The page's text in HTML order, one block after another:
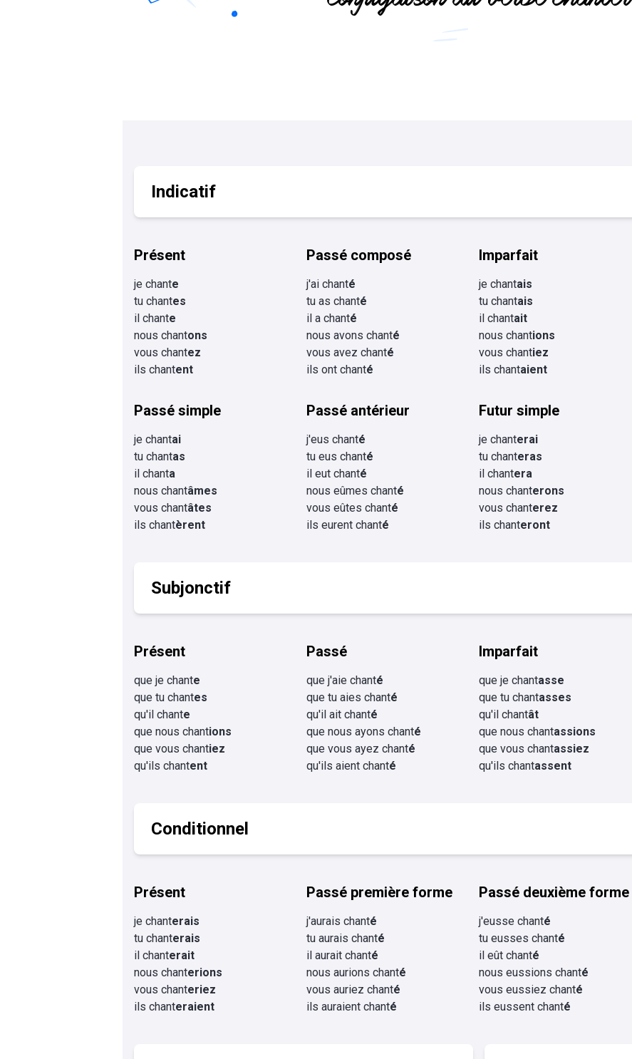
Flashcards Collège
Indicatif
Présent
je chante
tu chantes
il chante
nous chantons
vous chantez
ils chantent
Passé composé
j'ai chanté
tu as chanté
il a chanté
nous avons chanté
vous avez chanté
ils ont chanté
Imparfait
je chantais
tu chantais
il chantait
nous chantions
vous chantiez
ils chantaient
Passé simple
je chantai
tu chantas
il chanta
nous chantâmes
vous chantâtes
ils chantèrent
Passé antérieur
j'eus chanté
tu eus chanté
il eut chanté
nous eûmes chanté
vous eûtes chanté
ils eurent chanté
Futur simple
je chanterai
tu chanteras
il chantera
nous chanterons
vous chanterez
ils chanteront
Subjonctif
Présent
que je chante
que tu chantes
qu'il chante
que nous chantions
que vous chantiez
qu'ils chantent
Passé
que j'aie chanté
que tu aies chanté
qu'il ait chanté
que nous ayons chanté
que vous ayez chanté
qu'ils aient chanté
Imparfait
que je chantasse
que tu chantasses
qu'il chantât
que nous chantassions
que vous chantassiez
qu'ils chantassent
Conditionnel
Présent
je chanterais
tu chanterais
il chanterait
nous chanterions
vous chanteriez
ils chanteraient
Passé première forme
j'aurais chanté
tu aurais chanté
il aurait chanté
nous aurions chanté
vous auriez chanté
ils auraient chanté
Passé deuxième forme
j'eusse chanté
tu eusses chanté
il eût chanté
nous eussions chanté
vous eussiez chanté
ils eussent chanté